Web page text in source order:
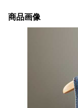
商品画像